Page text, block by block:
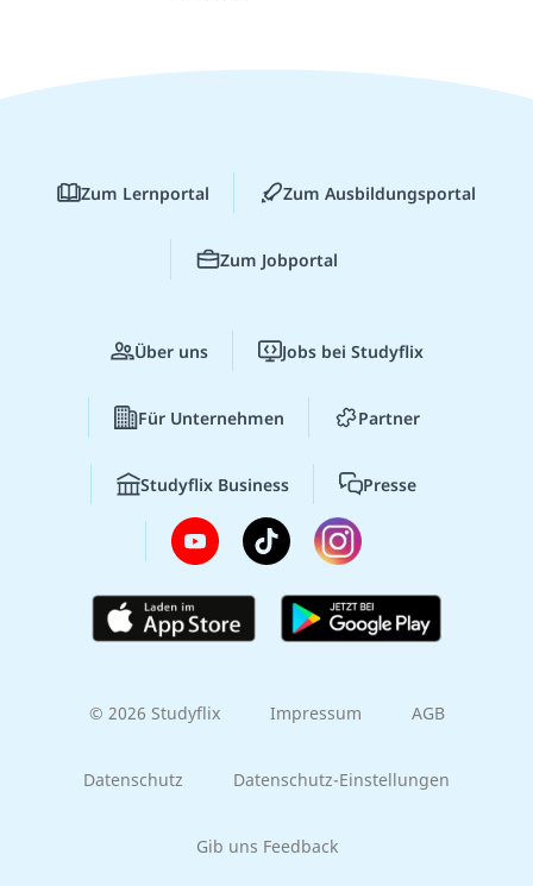
Zum Lernportal Zum Ausbildungsportal
Zum Jobportal
Über uns Jobs bei Studyflix
Für Unternehmen Partner
Studyflix Business Presse
© 2026 Studyflix Impressum AGB
Datenschutz Datenschutz-Einstellungen
Gib uns Feedback